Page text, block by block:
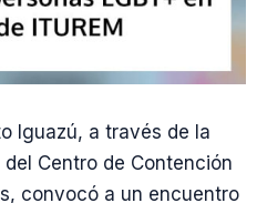
Iguazú, a través de la
Centro de Contención
convocó a un encuentro